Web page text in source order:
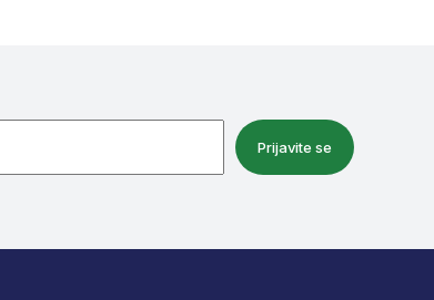
Prijavite se